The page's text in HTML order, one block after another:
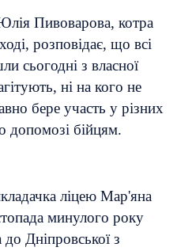
Пивоварова, котра
розповідає, що всі
сьогодні з власної
ні на кого не
бере участь у різних
допомозі бійцям.
ліцею Мар'яна
минулого року
Дніпровської з